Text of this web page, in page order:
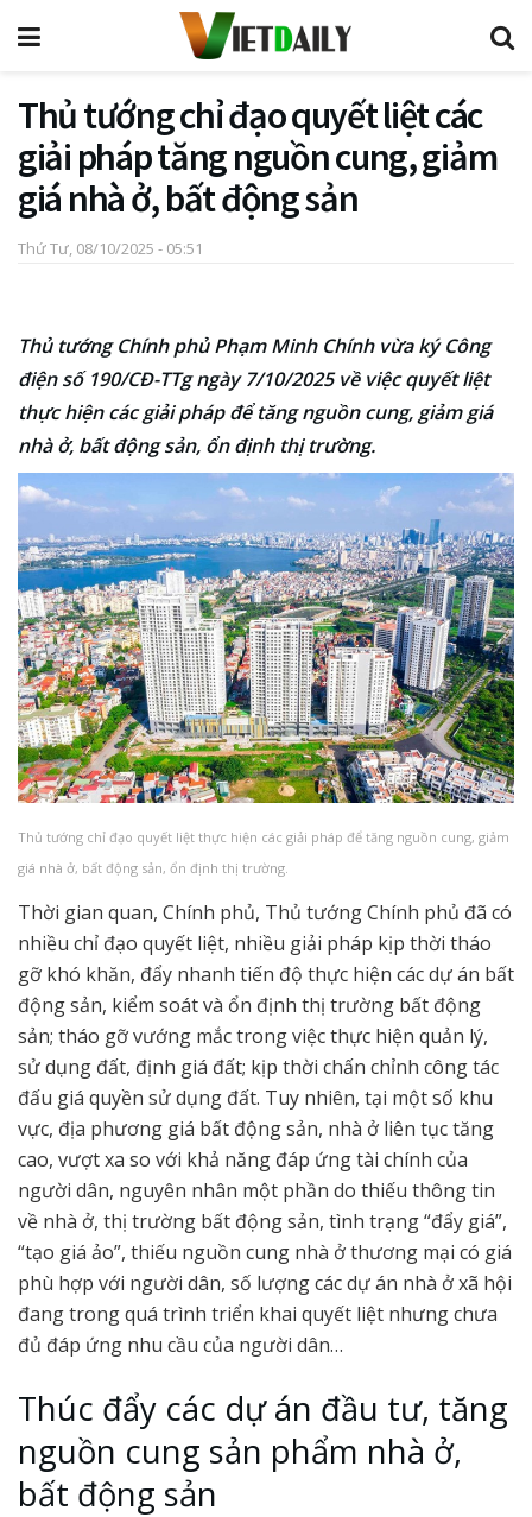
Thủ tướng chỉ đạo quyết liệt các
giải pháp tăng nguồn cung, giảm
giá nhà ở, bất động sản
Thứ Tư, 08/10/2025 - 05:51
Thủ tướng Chính phủ Phạm Minh Chính vừa ký Công
điện số 190/CĐ-TTg ngày 7/10/2025 về việc quyết liệt
thực hiện các giải pháp để tăng nguồn cung, giảm giá
nhà ở, bất động sản, ổn định thị trường.
Thủ tướng chỉ đạo quyết liệt thực hiện các giải pháp để tăng nguồn cung, giảm
giá nhà ở, bất động sản, ổn định thị trường.
Thời gian quan, Chính phủ, Thủ tướng Chính phủ đã có
nhiều chỉ đạo quyết liệt, nhiều giải pháp kịp thời tháo
gỡ khó khăn, đẩy nhanh tiến độ thực hiện các dự án bất
động sản, kiểm soát và ổn định thị trường bất động
sản; tháo gỡ vướng mắc trong việc thực hiện quản lý,
sử dụng đất, định giá đất; kịp thời chấn chỉnh công tác
đấu giá quyền sử dụng đất. Tuy nhiên, tại một số khu
vực, địa phương giá bất động sản, nhà ở liên tục tăng
cao, vượt xa so với khả năng đáp ứng tài chính của
người dân, nguyên nhân một phần do thiếu thông tin
về nhà ở, thị trường bất động sản, tình trạng “đẩy giá”,
“tạo giá ảo”, thiếu nguồn cung nhà ở thương mại có giá
phù hợp với người dân, số lượng các dự án nhà ở xã hội
đang trong quá trình triển khai quyết liệt nhưng chưa
đủ đáp ứng nhu cầu của người dân…
Thúc đẩy các dự án đầu tư, tăng
nguồn cung sản phẩm nhà ở,
bất động sản